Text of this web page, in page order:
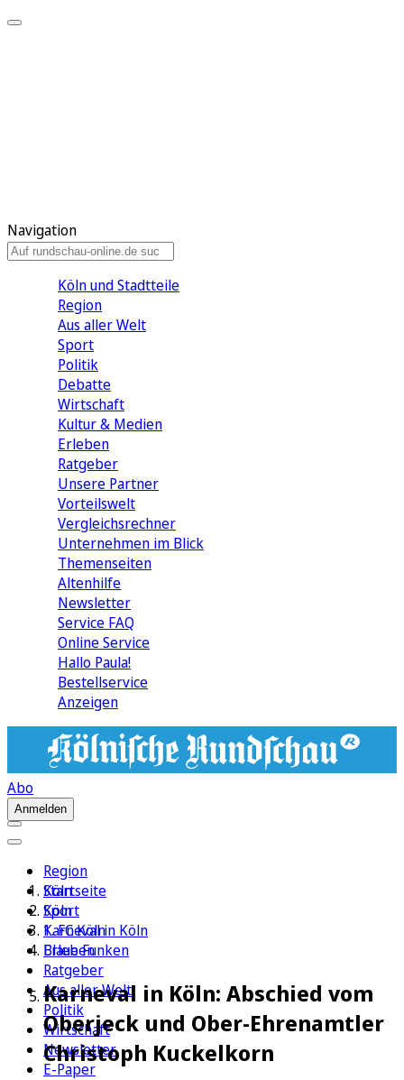
Navigation
Köln und Stadtteile
Region
Aus aller Welt
Sport
Politik
Debatte
Wirtschaft
Kultur & Medien
Erleben
Ratgeber
Unsere Partner
Vorteilswelt
Vergleichsrechner
Unternehmen im Blick
Themenseiten
Altenhilfe
Newsletter
Service FAQ
Online Service
Hallo Paula!
Bestellservice
Anzeigen
Abo
Anmelden
Region
Köln
Sport
1. FC Köln
Erleben
Ratgeber
Aus aller Welt
Politik
Wirtschaft
Newsletter
E-Paper
Startseite
Köln
Karneval in Köln
Blaue Funken
Karneval in Köln: Abschied vom
Oberjeck und Ober-Ehrenamtler
Christoph Kuckelkorn